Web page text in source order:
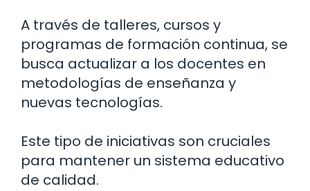
A través de talleres, cursos y
programas de formación continua, se
busca actualizar a los docentes en
metodologías de enseñanza y
nuevas tecnologías.
Este tipo de iniciativas son cruciales
para mantener un sistema educativo
de calidad.